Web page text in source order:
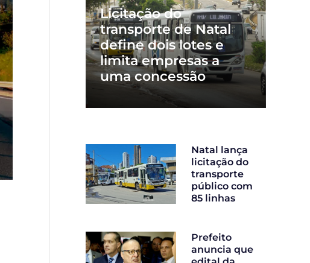
Licitação do
transporte de Natal
define dois lotes e
limita empresas a
uma concessão
Natal lança
licitação do
transporte
público com
85 linhas
Prefeito
anuncia que